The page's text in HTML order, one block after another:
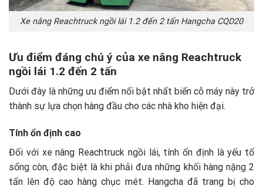
Xe nâng Reachtruck ngồi lái 1.2 đến 2 tấn Hangcha CQD20
Ưu điểm đáng chú ý của xe nâng Reachtruck
ngồi lái 1.2 đến 2 tấn
Dưới đây là những ưu điểm nổi bật nhất biến cỗ máy này trở
thành sự lựa chọn hàng đầu cho các nhà kho hiện đại.
Tính ổn định cao
Đối với xe nâng Reachtruck ngồi lái, tính ổn định là yếu tố
sống còn, đặc biệt là khi phải đưa những khối hàng nặng 2
tấn lên độ cao hàng chục mét. Hangcha đã trang bị cho